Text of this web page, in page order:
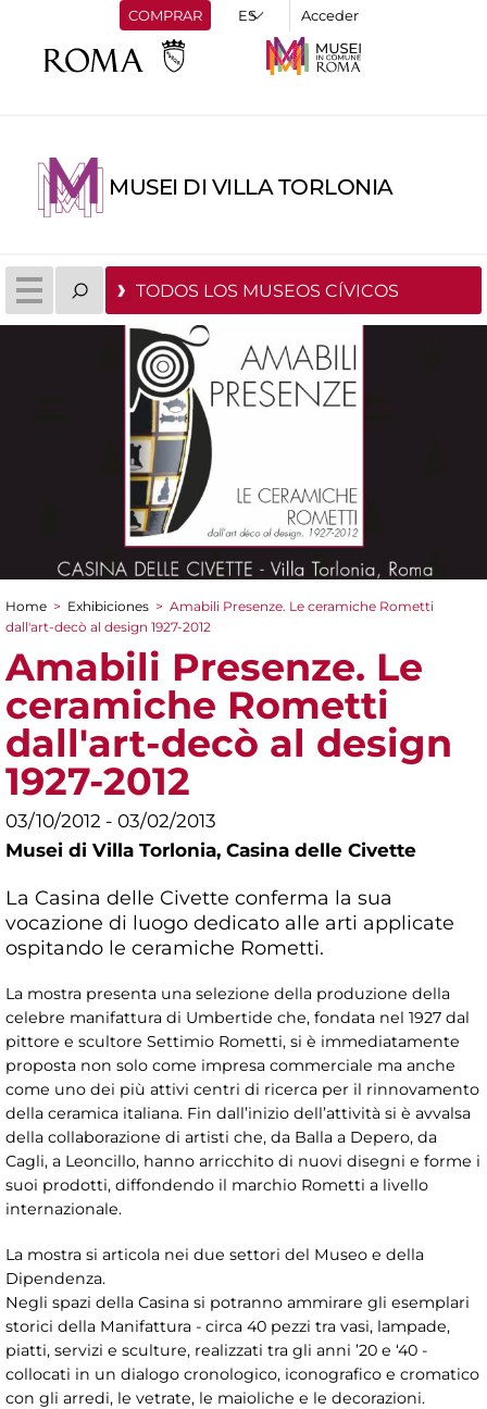
COMPRAR Acceder
MUSEI DI VILLA TORLONIA
TODOS LOS MUSEOS CÍVICOS
You are here
Home > Exhibiciones > Amabili Presenze. Le ceramiche Rometti
dall'art-decò al design 1927-2012
Amabili Presenze. Le
ceramiche Rometti
dall'art-decò al design
1927-2012
03/10/2012 - 03/02/2013
Musei di Villa Torlonia, Casina delle Civette
La Casina delle Civette conferma la sua
vocazione di luogo dedicato alle arti applicate
ospitando le ceramiche Rometti.
La mostra presenta una selezione della produzione della
celebre manifattura di Umbertide che, fondata nel 1927 dal
pittore e scultore Settimio Rometti, si è immediatamente
proposta non solo come impresa commerciale ma anche
come uno dei più attivi centri di ricerca per il rinnovamento
della ceramica italiana. Fin dall’inizio dell’attività si è avvalsa
della collaborazione di artisti che, da Balla a Depero, da
Cagli, a Leoncillo, hanno arricchito di nuovi disegni e forme i
suoi prodotti, diffondendo il marchio Rometti a livello
internazionale.
La mostra si articola nei due settori del Museo e della
Dipendenza.
Negli spazi della Casina si potranno ammirare gli esemplari
storici della Manifattura - circa 40 pezzi tra vasi, lampade,
piatti, servizi e sculture, realizzati tra gli anni ’20 e ‘40 -
collocati in un dialogo cronologico, iconografico e cromatico
con gli arredi, le vetrate, le maioliche e le decorazioni.